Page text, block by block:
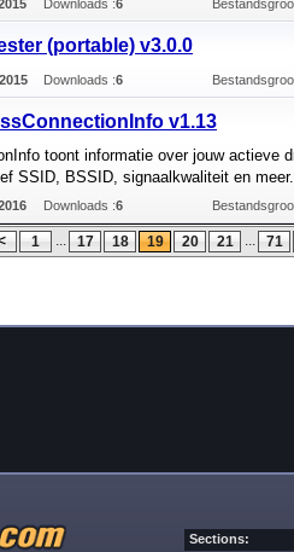
Downloads :6
(portable) v3.0.0
Downloads :6
v1.13
toont informatie over jouw actieve
SSID, BSSID, signaalkwaliteit en meer.
Downloads :6
1 ... 17 18 19 20 21 ... 71
Sections: